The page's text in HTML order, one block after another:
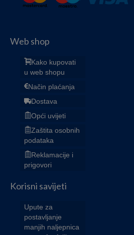
Web shop
Kako kupovati
u web shopu
Način plaćanja
Dostava
Opći uvijeti
Zaštita osobnih
podataka
Reklamacije i
prigovori
Korisni savijeti
Upute za
postavljanje
manjih naljepnica